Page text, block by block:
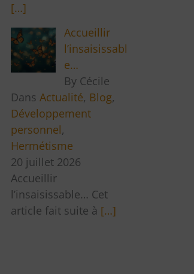
[…]
Accueillir
l’insaisissabl
e…
By Cécile
Dans Actualité, Blog,
Développement
personnel,
Hermétisme
20 juillet 2026
Accueillir
l’insaisissable… Cet
article fait suite à […]